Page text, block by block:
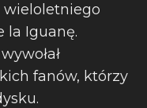
wieloletniego
la Iguanę.
fanów, którzy